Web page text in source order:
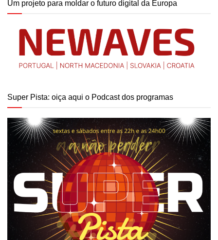
Um projeto para moldar o futuro digital da Europa
Super Pista: oiça aqui o Podcast dos programas